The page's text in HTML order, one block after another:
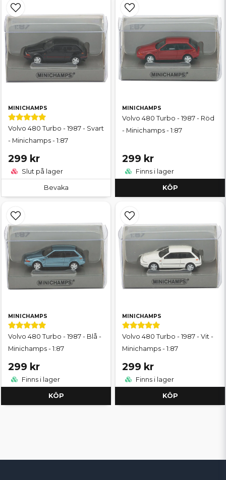
MINICHAMPS
Volvo 480 Turbo - 1987 - Svart
- Minichamps - 1:87
299 kr
Slut på lager
Bevaka
MINICHAMPS
Volvo 480 Turbo - 1987 - Röd
- Minichamps - 1:87
299 kr
Finns i lager
KÖP
MINICHAMPS
Volvo 480 Turbo - 1987 - Blå -
Minichamps - 1:87
299 kr
Finns i lager
KÖP
MINICHAMPS
Volvo 480 Turbo - 1987 - Vit -
Minichamps - 1:87
299 kr
Finns i lager
KÖP